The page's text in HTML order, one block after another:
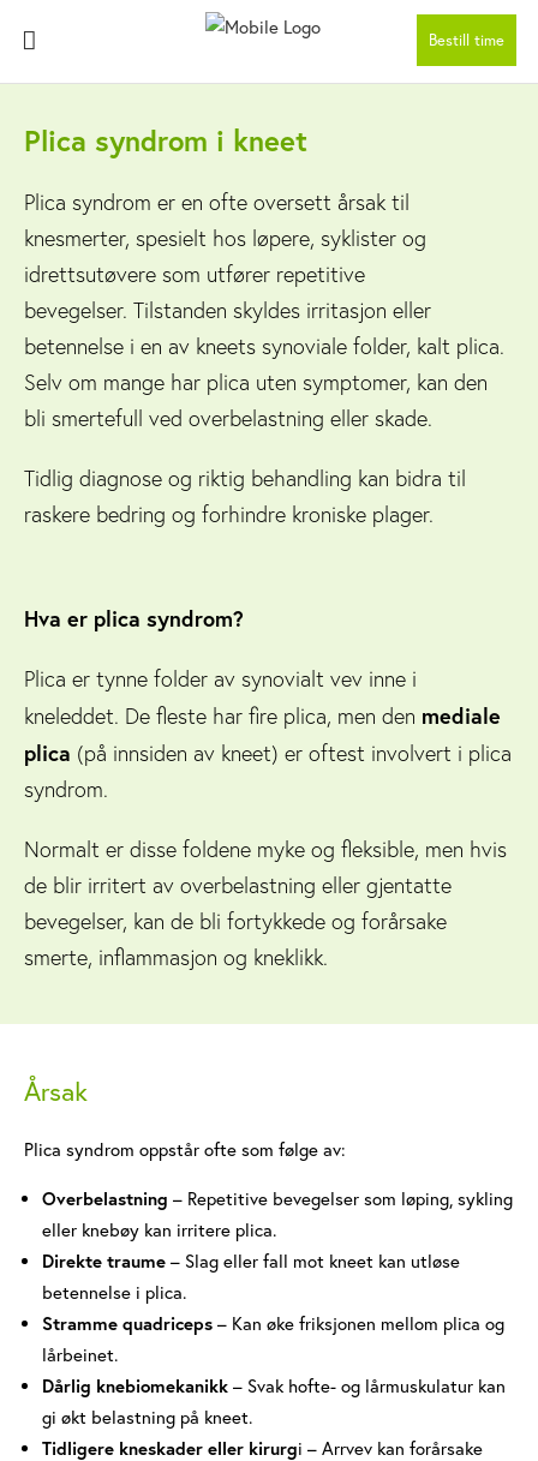
Bestill time
Plica syndrom i kneet
Plica syndrom er en ofte oversett årsak til
knesmerter, spesielt hos løpere, syklister og
idrettsutøvere som utfører repetitive
bevegelser. Tilstanden skyldes irritasjon eller
betennelse i en av kneets synoviale folder, kalt plica.
Selv om mange har plica uten symptomer, kan den
bli smertefull ved overbelastning eller skade.
Tidlig diagnose og riktig behandling kan bidra til
raskere bedring og forhindre kroniske plager.
Hva er plica syndrom?
Plica er tynne folder av synovialt vev inne i
kneleddet. De fleste har fire plica, men den mediale
plica (på innsiden av kneet) er oftest involvert i plica
syndrom.
Normalt er disse foldene myke og fleksible, men hvis
de blir irritert av overbelastning eller gjentatte
bevegelser, kan de bli fortykkede og forårsake
smerte, inflammasjon og kneklikk.
Årsak
Plica syndrom oppstår ofte som følge av:
Overbelastning – Repetitive bevegelser som løping, sykling
eller knebøy kan irritere plica.
Direkte traume – Slag eller fall mot kneet kan utløse
betennelse i plica.
Stramme quadriceps – Kan øke friksjonen mellom plica og
lårbeinet.
Dårlig knebiomekanikk – Svak hofte- og lårmuskulatur kan
gi økt belastning på kneet.
Tidligere kneskader eller kirurgi – Arrvev kan forårsake